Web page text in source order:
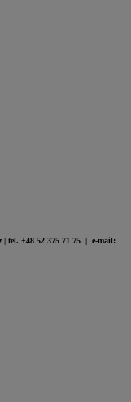
| tel. +48 52 375 71 75 | e-mail: